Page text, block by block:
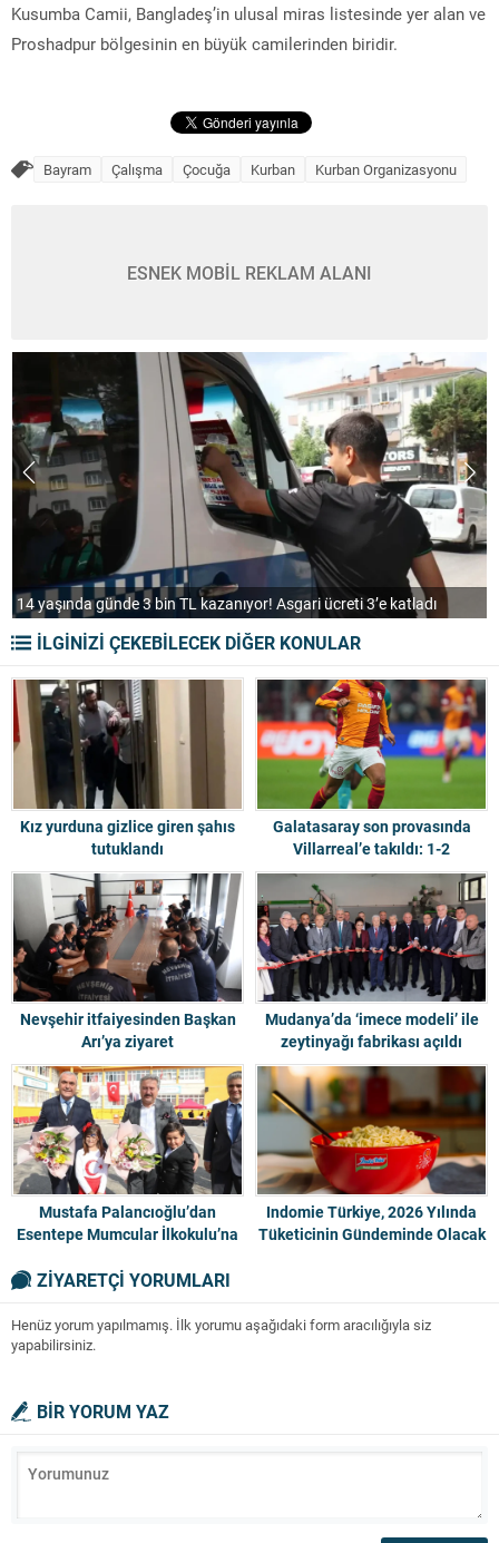
Kusumba Camii, Bangladeş’in ulusal miras listesinde yer alan ve
Proshadpur bölgesinin en büyük camilerinden biridir.
Bayram Çalışma Çocuğa Kurban Kurban Organizasyonu
ESNEK MOBİL REKLAM ALANI
14 yaşında günde 3 bin TL kazanıyor! Asgari ücreti 3’e katladı
İLGİNİZİ ÇEKEBİLECEK DİĞER KONULAR
Kız yurduna gizlice giren şahıs
tutuklandı
Galatasaray son provasında
Villarreal’e takıldı: 1-2
Nevşehir itfaiyesinden Başkan
Arı’ya ziyaret
Mudanya’da ‘imece modeli’ ile
zeytinyağı fabrikası açıldı
Mustafa Palancıoğlu’dan
Esentepe Mumcular İlkokulu’na
Indomie Türkiye, 2026 Yılında
Tüketicinin Gündeminde Olacak
ZİYARETÇİ YORUMLARI
Henüz yorum yapılmamış. İlk yorumu aşağıdaki form aracılığıyla siz
yapabilirsiniz.
BİR YORUM YAZ